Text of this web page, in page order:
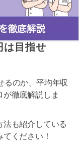
は目指せ
るのか、平均年収
徹底解説しま
も紹介している
ください！